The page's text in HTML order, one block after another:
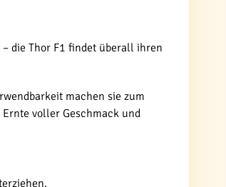
die Thor F1 findet überall ihren
machen sie zum
voller Geschmack und